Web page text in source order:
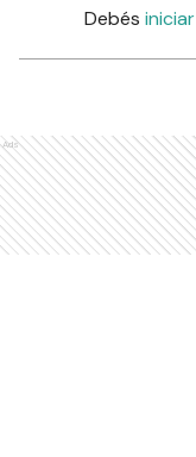
Debés
Ads